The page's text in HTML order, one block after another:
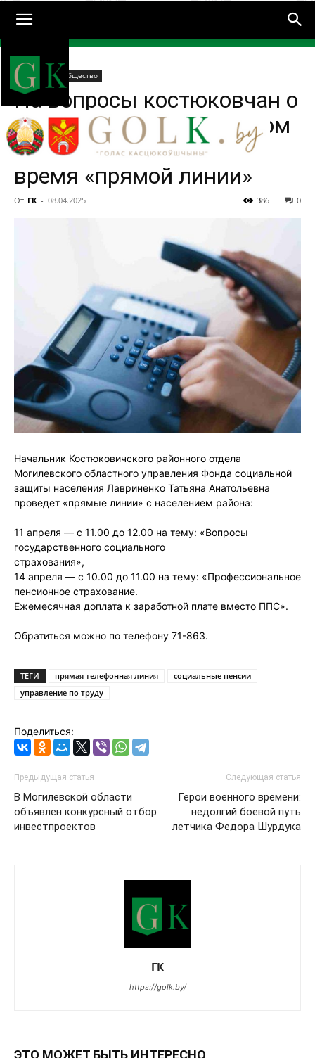
Домой
В районе Общество
На вопросы костюковчан о
социальном и пенсионном
страховании ответят во
время «прямой линии»
От ГК - 08.04.2025 0
386
Начальник Костюковичского районного отдела
Могилевского областного управления Фонда социальной
защиты населения Лавриненко Татьяна Анатольевна
проведет «прямые линии» с населением района:
11 апреля — с 11.00 до 12.00 на тему: «Вопросы
государственного социального
страхования»,
14 апреля — с 10.00 до 11.00 на тему: «Профессиональное
пенсионное страхование.
Ежемесячная доплата к заработной плате вместо ППС».
Обратиться можно по телефону 71-863.
ТЕГИ прямая телефонная линия
социальные пенсии
управление по труду
Поделиться:
Предыдущая статья
В Могилевской области
объявлен конкурсный отбор
инвестпроектов
Следующая статья
Герои военного времени:
недолгий боевой путь
летчика Федора Шурдука
ГК
https://golk.by/
ЭТО МОЖЕТ БЫТЬ ИНТЕРЕСНО